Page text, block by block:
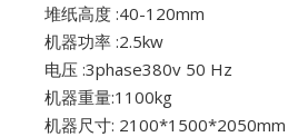
堆纸高度 :40-120mm
机器功率 :2.5kw
电压 :3phase380v 50 Hz
机器重量:1100kg
机器尺寸: 2100*1500*2050mm